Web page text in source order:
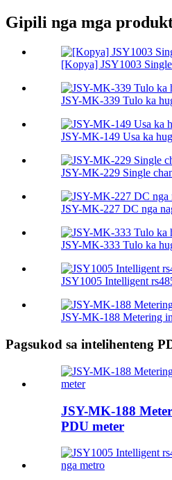
Gipili nga mga
[Kopya] JSY1003
JSY-MK-339 Tulo ka
JSY-MK-149 Usa ka
JSY-MK-229 Single
JSY-MK-227 DC nga
JSY-MK-333 Tulo ka
JSY1005 Intelligent
JSY-MK-188 Metering
Pagsukod sa intelihenteng
JSY-MK-188
PDU meter